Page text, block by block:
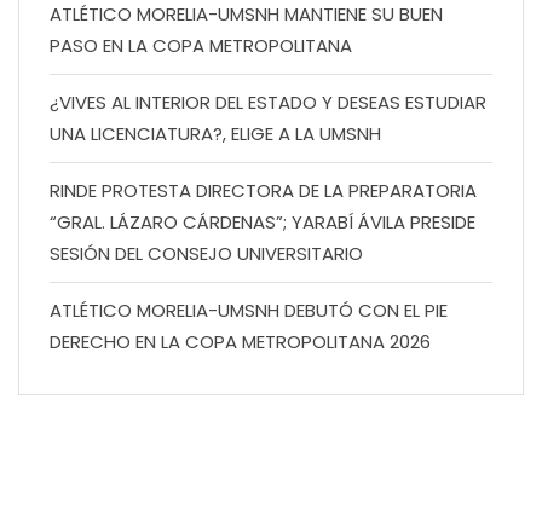
ATLÉTICO MORELIA-UMSNH MANTIENE SU BUEN
PASO EN LA COPA METROPOLITANA
¿VIVES AL INTERIOR DEL ESTADO Y DESEAS ESTUDIAR
UNA LICENCIATURA?, ELIGE A LA UMSNH
RINDE PROTESTA DIRECTORA DE LA PREPARATORIA
“GRAL. LÁZARO CÁRDENAS”; YARABÍ ÁVILA PRESIDE
SESIÓN DEL CONSEJO UNIVERSITARIO
ATLÉTICO MORELIA-UMSNH DEBUTÓ CON EL PIE
DERECHO EN LA COPA METROPOLITANA 2026